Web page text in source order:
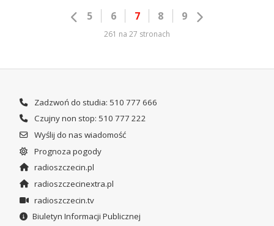
5 6 7 8 9
261 na 27 stronach
Zadzwoń do studia: 510 777 666
Czujny non stop: 510 777 222
Wyślij do nas wiadomość
Prognoza pogody
radioszczecin.pl
radioszczecinextra.pl
radioszczecin.tv
Biuletyn Informacji Publicznej